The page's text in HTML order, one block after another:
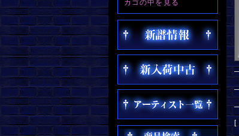
カゴの中を見る
[